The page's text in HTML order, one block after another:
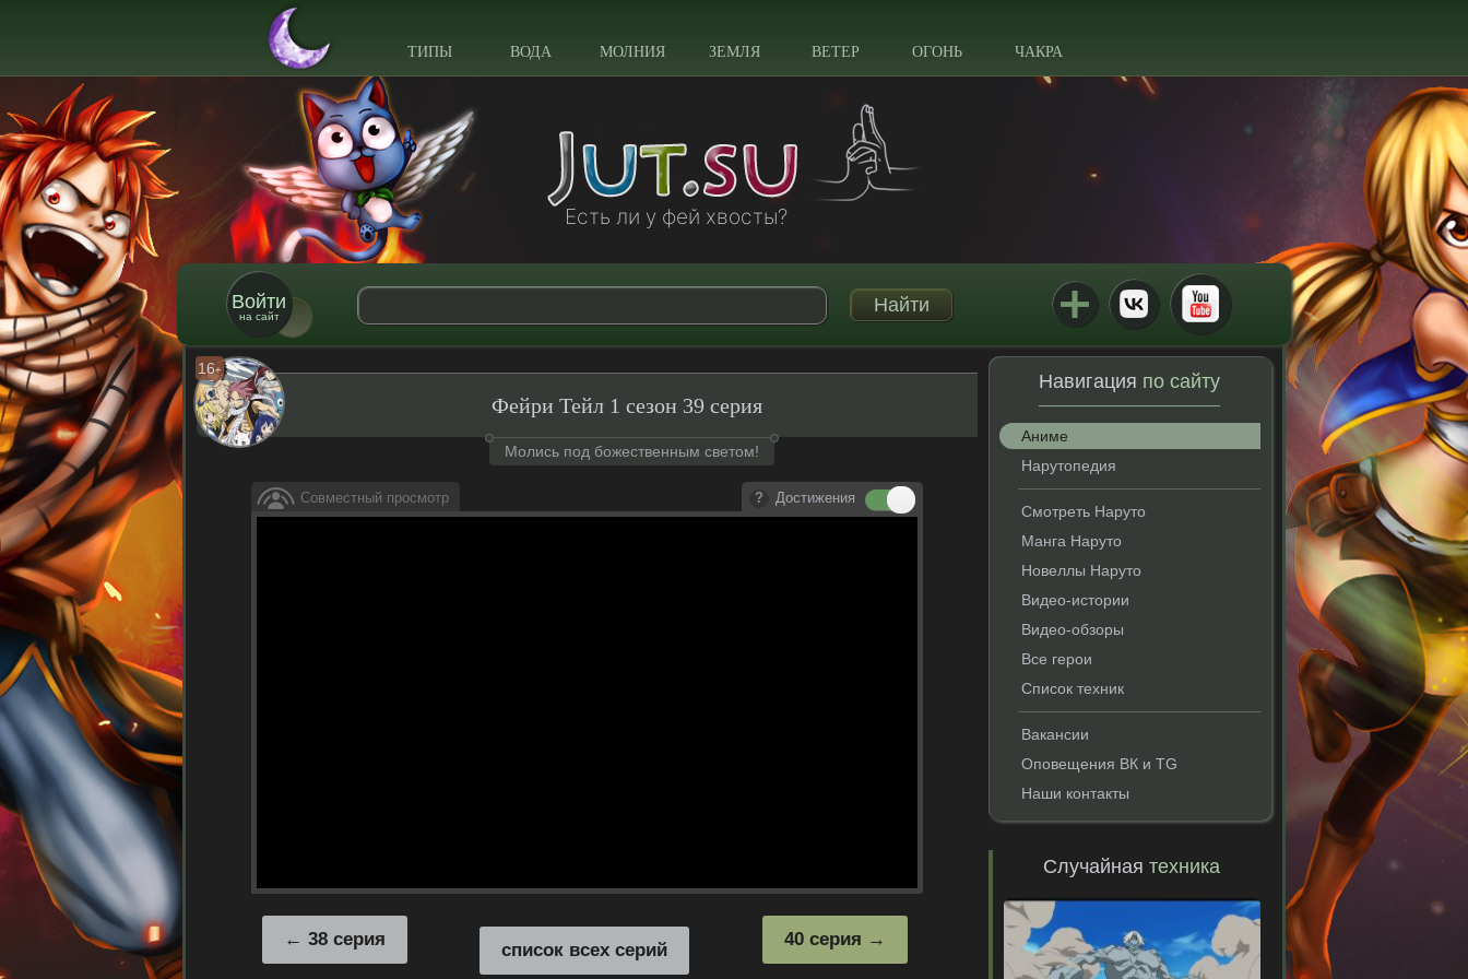
ТИПЫ ВОДА МОЛНИЯ ЗЕМЛЯ ВЕТЕР ОГОНЬ ЧАКРА
Есть ли у фей хвосты?
Войти
на сайт
16+
Фейри Тейл 1 сезон 39 серия
Молись под божественным светом!
Совместный просмотр Достижения
40 серия
38 серия
список всех серий
Навигация по сайту
Аниме
Нарутопедия
Смотреть Наруто
Манга Наруто
Новеллы Наруто
Видео-истории
Видео-обзоры
Все герои
Список техник
Вакансии
Оповещения ВК и TG
Наши контакты
Случайнаятехника